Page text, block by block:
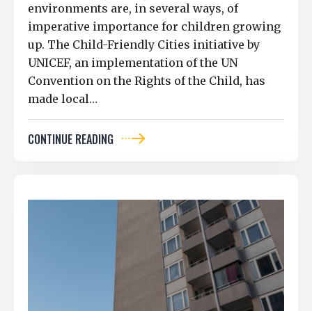
environments are, in several ways, of
imperative importance for children growing
up. The Child-Friendly Cities initiative by
UNICEF, an implementation of the UN
Convention on the Rights of the Child, has
made local…
CONTINUE READING